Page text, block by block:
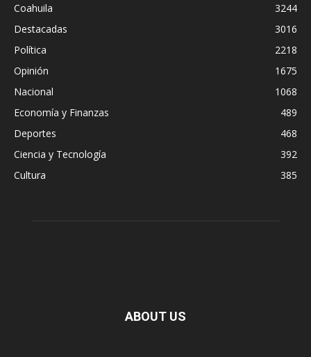
Coahuila
3244
Destacadas
3016
Política
2218
Opinión
1675
Nacional
1068
Economía y Finanzas
489
Deportes
468
Ciencia y Tecnología
392
Cultura
385
ABOUT US